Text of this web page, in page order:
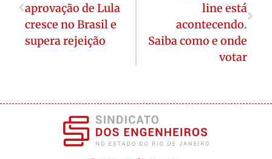
aprovação de Lula
cresce no Brasil e
supera rejeição
line está
acontecendo.
Saiba como e onde
votar